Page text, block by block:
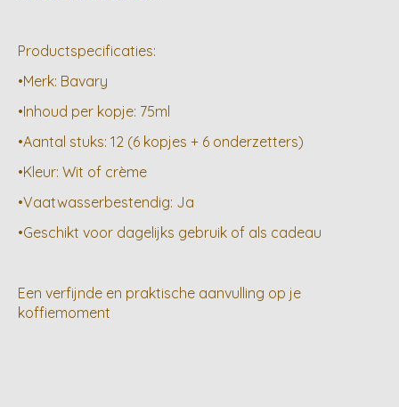
Productspecificaties:
•Merk: Bavary
•Inhoud per kopje: 75ml
•Aantal stuks: 12 (6 kopjes + 6 onderzetters)
•Kleur: Wit of crème
•Vaatwasserbestendig: Ja
•Geschikt voor dagelijks gebruik of als cadeau
Een verfijnde en praktische aanvulling op je
koffiemoment